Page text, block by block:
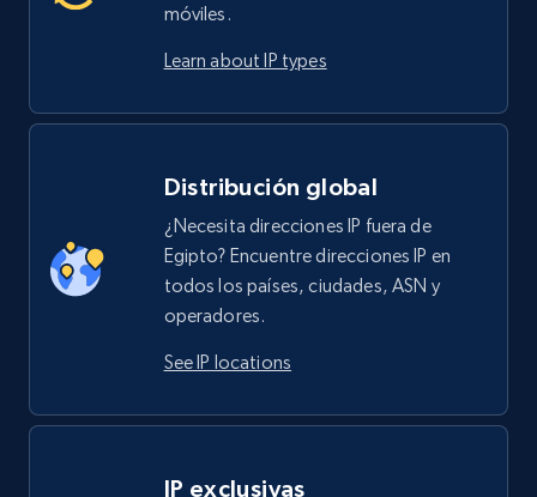
móviles.
Learn about IP types
Distribución global
¿Necesita direcciones IP fuera de
Egipto? Encuentre direcciones IP en
todos los países, ciudades, ASN y
operadores.
See IP locations
IP exclusivas